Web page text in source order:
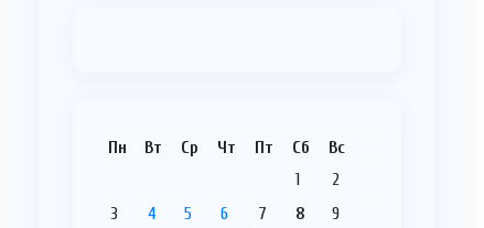
Пн Вт Ср Чт Пт Сб Вс
1
2
3
4 5 6 7 8
9